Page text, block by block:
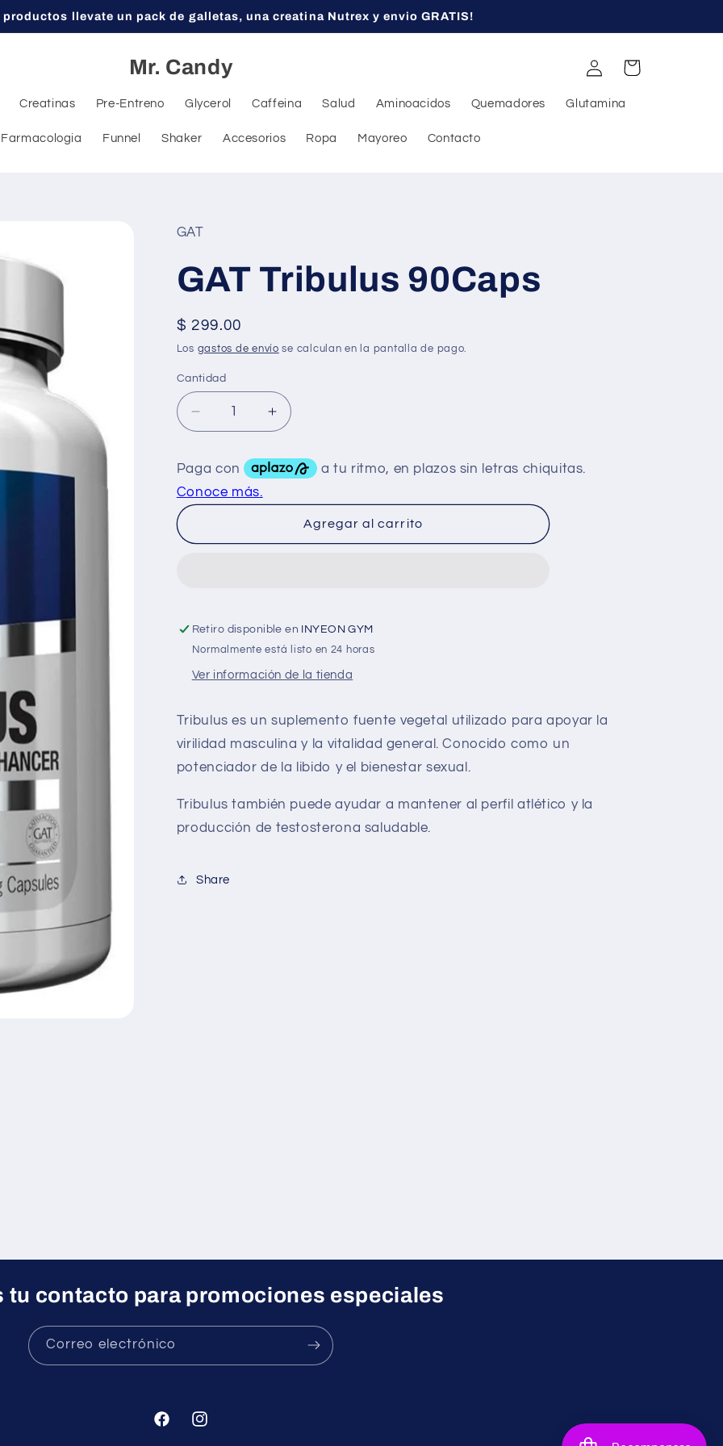
productos llevate un pack de galletas, una creatina Nutrex y envio GRATIS!
Mr. Candy
Creatinas Pre-Entreno Glycerol Caffeina Salud Aminoacidos Quemadores Glutamina
Farmacologia Funnel Shaker Accesorios Ropa Mayoreo Contacto
Iniciar
sesión
Carrito
GAT
GAT Tribulus 90Caps
Precio
habitual
$ 299.00
Los gastos de envío se calculan en la pantalla de pago.
Cantidad
Reducir
cantidad
GAT
Tribulus
90Caps
Aumentar
cantidad
para
GAT
90Caps
Agregar al carrito
Retiro disponible en INYEON GYM
Normalmente está listo en 24 horas
Ver información de la tienda
Tribulus es un suplemento fuente vegetal utilizado para apoyar la
virilidad masculina y la vitalidad general. Conocido como un
potenciador de la libido y el bienestar sexual.
Tribulus también puede ayudar a mantener al perfil atlético y la
producción de testosterona saludable.
Share
tu contacto para promociones especiales
Correo electrónico
FacebookInstagram